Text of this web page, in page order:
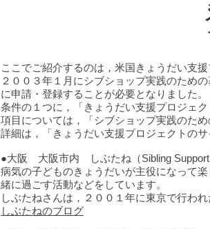
ここでご紹介するのは，米国きょうだい支
２００３年１月にシブショップ実践のため
に申請・登録することが必要となりました。
条件の１つに，「きょうだい支援プロジェ
項目については，「シブショップ実践のた
詳細は，「きょうだい支援プロジェクトの
●大阪 大阪市内 しぶたね（Sibling Support
病気の子どものきょうだいが主役になって
緒に過ごす活動などをしています。
しぶたねさんは，２００１年に東京で行わ
しぶたねのブログ